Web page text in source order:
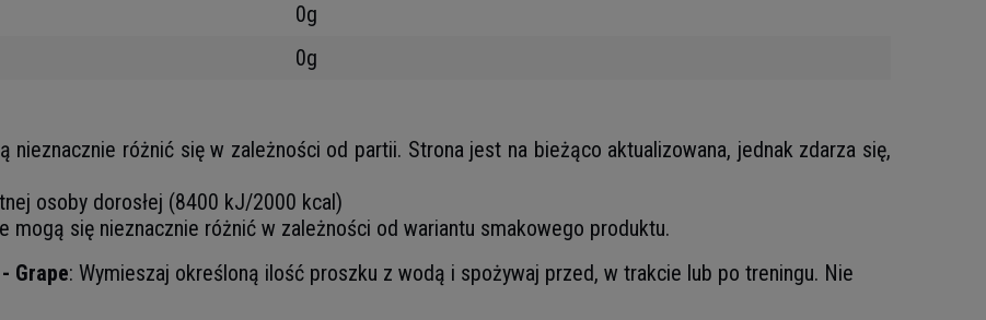
0g
0g
różnić się w zależności od partii. Strona jest na bieżąco aktualizowana, jednak zdarza się,
osoby dorosłej (8400 kJ/2000 kcal)
mogą się nieznacznie różnić w zależności od wariantu smakowego produktu.
Grape: Wymieszaj określoną ilość proszku z wodą i spożywaj przed, w trakcie lub po treningu. Nie